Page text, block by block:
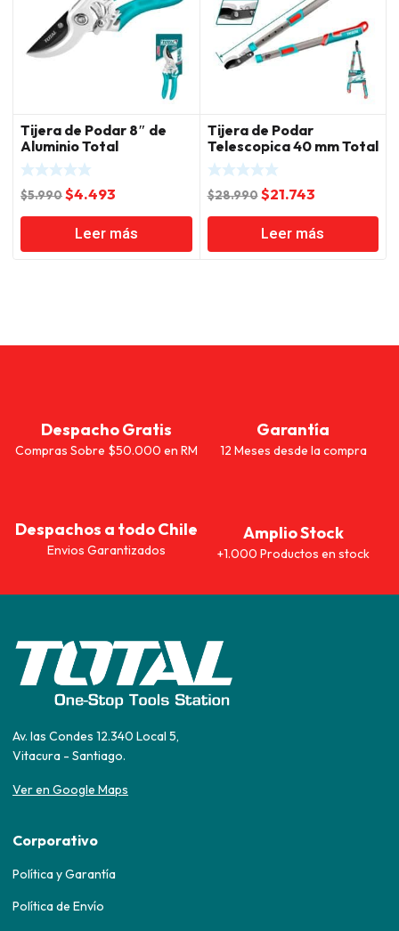
Tijera de Podar 8″ de
Aluminio Total
$5.990El
precio
original
era:
$4.493
precio
actual
es:
Leer más
Tijera de Podar
Telescopica 40 mm Total
$28.990 El
precio
original
era:
$21.743El
precio
actual
es:
Leer más
Despacho Gratis
Compras Sobre $50.000 en RM
Garantía
12 Meses desde la compra
Despachos a todo Chile
Envios Garantizados
Amplio Stock
+1.000 Productos en stock
Av. las Condes 12.340 Local 5,
Vitacura - Santiago.
Ver en Google Maps
Corporativo
Política y Garantía
Política de Envío